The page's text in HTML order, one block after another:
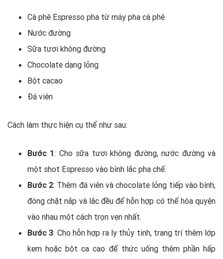
Cà phê Espresso pha từ máy pha cà phê
Nước đường
Sữa tươi không đường
Chocolate dạng lỏng
Bột cacao
Đá viên
Cách làm thực hiện cụ thể như sau:
Bước 1: Cho sữa tươi không đường, nước đường và
một shot Espresso vào bình lắc pha chế.
Bước 2: Thêm đá viên và chocolate lỏng tiếp vào bình,
đóng chặt nắp và lắc đều để hỗn hợp có thể hòa quyện
vào nhau một cách trọn vẹn nhất.
Bước 3: Cho hỗn hợp ra ly thủy tinh, trang trí thêm lớp
kem hoặc bột ca cao để thức uống thêm phần hấp